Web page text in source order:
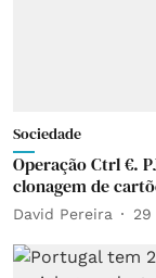
Sociedade
Operação Ctrl €.
clonagem de
David Pereira 29